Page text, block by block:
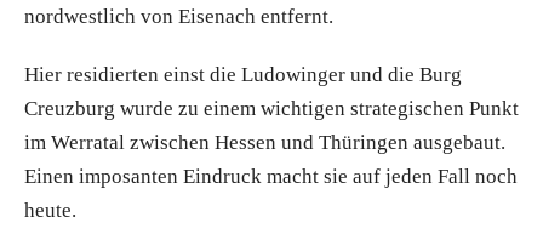
nordwestlich von Eisenach entfernt.
Hier residierten einst die Ludowinger und die Burg
Creuzburg wurde zu einem wichtigen strategischen Punkt
im Werratal zwischen Hessen und Thüringen ausgebaut.
Einen imposanten Eindruck macht sie auf jeden Fall noch
heute.